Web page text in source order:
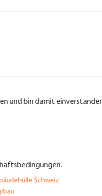
und bin damit
Schweiz